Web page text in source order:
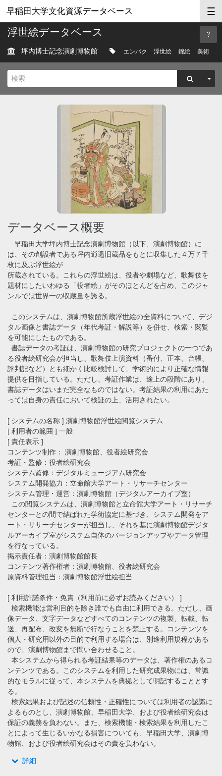
早稲田大学文化資源データベース ☰
浮世絵データベース
ヘル
プ
坪内博士記念演劇博物館 エンパク 浮世絵 錦絵 美術
検索
データベース概要
早稲田大学坪内博士記念演劇博物館（以下、演劇博物館）に
は、その創設者である坪内逍遥旧蔵品をもとに収集した４万７千
枚に及ぶ浮世絵が
所蔵されている。これらの浮世絵は、役者や劇場など、歌舞伎を
題材にしたいわゆる「役者絵」がそのほとんどを占め、このジャ
ンルでは世界一の収蔵量を誇る。
このシステムは、演劇博物館所蔵浮世絵の全資料について、デジ
タル画像と書誌データ（年代考証・解説等）を併せ、検索・閲覧
を可能にしたものである。
書誌データの考証は、演劇博物館の研究プロジェクトの一つであ
る役者絵研究会が担当し、歌舞伎上演資料（番付、正本、台帳、
評判記など）とも細かく比較検討して、学術的により正確な情報
提供を目指している。ただし、考証作業は、途上の段階にあり、
書誌データはいまだ完全なものではない。考証結果の利用にあた
っては自身の責任において検証の上、活用されたい。
[ システムの名称 ] 演劇博物館浮世絵閲覧システム
[ 利用者の範囲 ] 一般
[ 責任表示 ]
コンテンツ制作： 演劇博物館、役者絵研究会
考証・監修：役者絵研究会
システム監修：デジタルミュージアム研究会
システム開発協力：立命館大学アート・リサーチセンター
システム管理・運営：演劇博物館（デジタルアーカイブ室）
この閲覧システムは、演劇博物館と立命館大学アート・リサーチ
センターとの間で結ばれた学術協定に基づき、システム開発をア
ート・リサーチセンターが担当し、それを基に演劇博物館デジタ
ルアーカイブ室がシステム自体のバージョンアップやデータ管理
を行なっている。
掲示責任者：演劇博物館館長
コンテンツ著作権者：演劇博物館、役者絵研究会
原資料管理担当：演劇博物館浮世絵担当
[ 利用許諾条件・免責（利用前に必ずお読みください） ]
検索機能は営利目的を除き誰でも自由に利用できる。ただし、画
像データ、文字データなどすべてのコンテンツの複製、転載、転
送、再配布、改変を無断で行なうことを禁止する。コンテンツを
個人・研究用以外の目的で利用する場合は、別途利用規程がある
ので、演劇博物館まで問い合わせること。
本システムから得られる考証結果等のデータは、著作権のあるコ
ンテンツである。このシステムを利用した研究成果物には、常識
的なモラルに従って、本システムを典拠として明記することとす
る。
検索結果および記述の信頼性・正確性については利用者の認識に
よるものとし、演劇博物館、早稲田大学、および役者絵研究会は
保証の義務を負わない。また、検索機能・検索結果を利用したこ
とによって生じるいかなる損害についても、早稲田大学、演劇博
物館、および役者絵研究会はその責を負わない。
詳細